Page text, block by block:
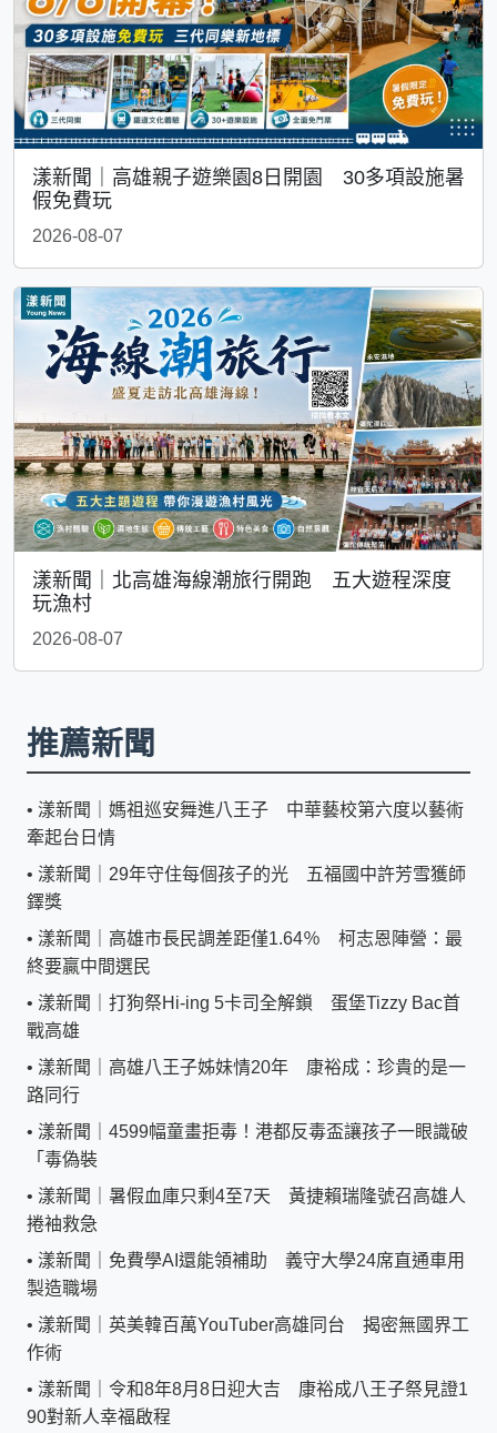
漾新聞｜高雄親子遊樂園8日開園 30多項設施暑
假免費玩
2026-08-07
漾新聞｜北高雄海線潮旅行開跑 五大遊程深度
玩漁村
2026-08-07
推薦新聞
• 漾新聞｜媽祖巡安舞進八王子 中華藝校第六度以藝術
牽起台日情
• 漾新聞｜29年守住每個孩子的光 五福國中許芳雪獲師
鐸獎
• 漾新聞｜高雄市長民調差距僅1.64％ 柯志恩陣營：最
終要贏中間選民
• 漾新聞｜打狗祭Hi-ing 5卡司全解鎖 蛋堡Tizzy Bac首
戰高雄
• 漾新聞｜高雄八王子姊妹情20年 康裕成：珍貴的是一
路同行
• 漾新聞｜4599幅童畫拒毒！港都反毒盃讓孩子一眼識破
「毒偽裝
• 漾新聞｜暑假血庫只剩4至7天 黃捷賴瑞隆號召高雄人
捲袖救急
• 漾新聞｜免費學AI還能領補助 義守大學24席直通車用
製造職場
• 漾新聞｜英美韓百萬YouTuber高雄同台 揭密無國界工
作術
• 漾新聞｜令和8年8月8日迎大吉 康裕成八王子祭見證1
90對新人幸福啟程